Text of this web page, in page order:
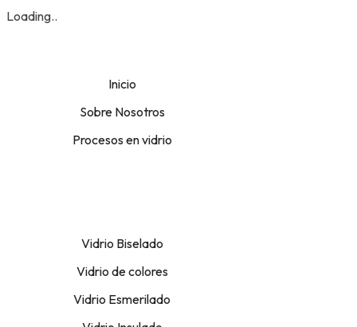
Loading..
Inicio
Sobre Nosotros
Procesos en vidrio
Vidrio Biselado
Vidrio de colores
Vidrio Esmerilado